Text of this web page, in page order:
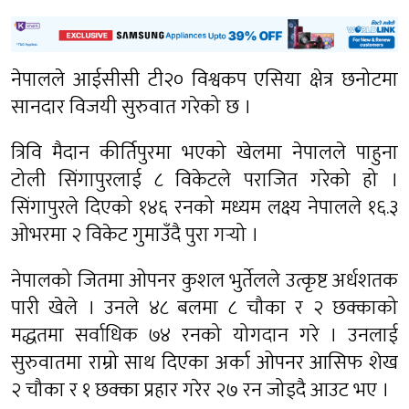
नेपालले आईसीसी टी२० विश्वकप एसिया क्षेत्र छनोटमा
सानदार विजयी सुरुवात गरेको छ ।
त्रिवि मैदान कीर्तिपुरमा भएको खेलमा नेपालले पाहुना
टोली सिंगापुरलाई ८ विकेटले पराजित गरेको हो ।
सिंगापुरले दिएको १४६ रनको मध्यम लक्ष्य नेपालले १६.३
ओभरमा २ विकेट गुमाउँदै पुरा गर्‍यो ।
नेपालको जितमा ओपनर कुशल भुर्तेलले उत्कृष्ट अर्धशतक
पारी खेले । उनले ४८ बलमा ८ चौका र २ छक्काको
मद्धतमा सर्वाधिक ७४ रनको योगदान गरे । उनलाई
सुरुवातमा राम्रो साथ दिएका अर्का ओपनर आसिफ शेख
२ चौका र १ छक्का प्रहार गरेर २७ रन जोड्दै आउट भए ।